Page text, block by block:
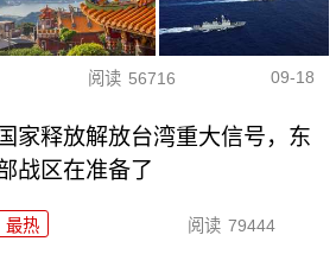
阅读 56716 09-18
国家释放解放台湾重大信号，东
战区在准备了
最热 阅读 79444